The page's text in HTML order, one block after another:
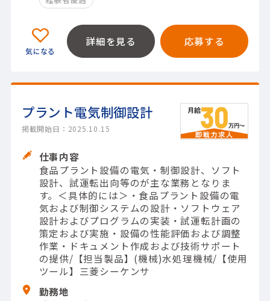
詳細を見る 応募する
プラント電気制御設計
掲載開始日：2025.10.15
仕事内容
食品プラント設備の電気・制御設計、ソフト
設計、試運転出向等のが主な業務となりま
す。＜具体的には＞・食品プラント設備の電
気および制御システムの設計・ソフトウェア
設計およびプログラムの実装・試運転計画の
策定および実施・設備の性能評価および調整
作業・ドキュメント作成および技術サポート
の提供/【担当製品】(機械)水処理機械/【使用
ツール】三菱シーケンサ
勤務地